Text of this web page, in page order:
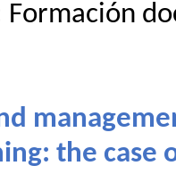
Formación
the case